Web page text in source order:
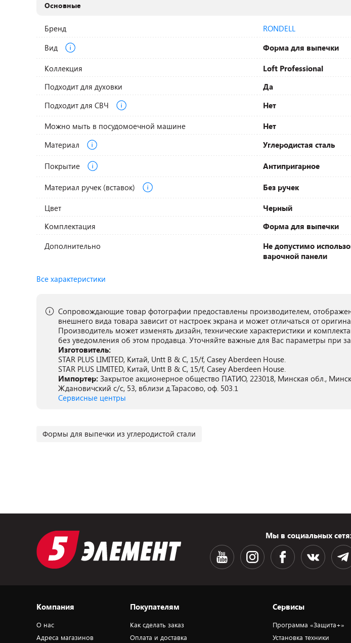
Основные
Бренд
RONDELL
Вид
Форма для выпечки
Коллекция
Loft Professional
Подходит для духовки
Да
Подходит для СВЧ
Нет
Можно мыть в посудомоечной машине
Нет
Материал
Углеродистая сталь
Покрытие Антипригарное
Материал ручек (вставок) Без ручек
Цвет
Черный
Комплектация
Форма для выпечки
Дополнительно
Не допустимо
варочной панели
Все характеристики
Сопровождающие товар фотографии предоставлены производителем,
внешнего вида товара зависит от настроек экрана и может отличаться от
Производитель может изменять дизайн, технические характеристики и
без уведомления об этом продавца. Уточняйте важные для Вас параметры при
Изготовитель:
STAR PLUS LIMITED, Китай, Untt B & C, 15/f, Casey Aberdeen House.
STAR PLUS LIMITED, Китай, Untt B & C, 15/f, Casey Aberdeen House.
Импортер: Закрытое акционерное общество ПАТИО, 223018, Минская обл.,
Ждановичский с/с, 53, вблизи д.Тарасово, оф. 503.1
Сервисные центры
Формы для выпечки из углеродистой стали
Мы в социальных
Компания
О нас
Адреса магазинов
Покупателям
Как сделать заказ
Оплата и доставка
Сервисы
Программа «Защита+»
Установка техники